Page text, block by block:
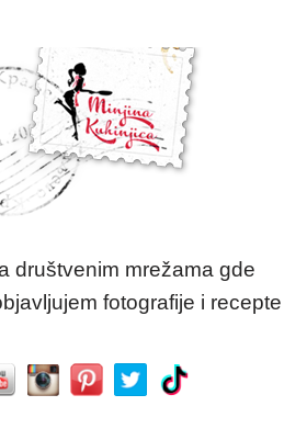
društvenim mrežama gde
fotografije i recepte